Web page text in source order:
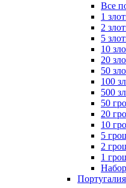
Все
1
2
5
10
20
50
100
500
50
20
10
5
2
1
Португалия